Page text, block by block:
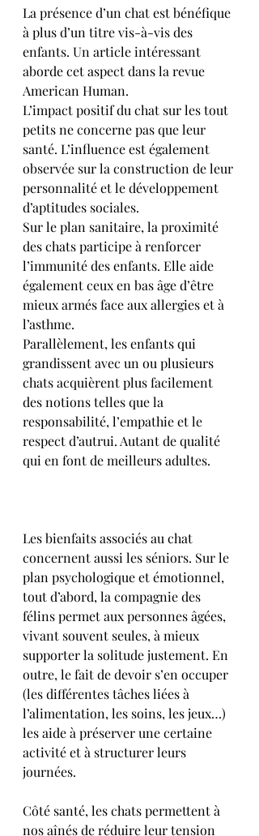
La présence d’un chat est bénéfique
à plus d’un titre vis-à-vis des
enfants. Un article intéressant
aborde cet aspect dans la revue
American Human.
L’impact positif du chat sur les tout
petits ne concerne pas que leur
santé. L’influence est également
observée sur la construction de leur
personnalité et le développement
d’aptitudes sociales.
Sur le plan sanitaire, la proximité
des chats participe à renforcer
l’immunité des enfants. Elle aide
également ceux en bas âge d’être
mieux armés face aux allergies et à
l’asthme.
Parallèlement, les enfants qui
grandissent avec un ou plusieurs
chats acquièrent plus facilement
des notions telles que la
responsabilité, l’empathie et le
respect d’autrui. Autant de qualité
qui en font de meilleurs adultes.
Les bienfaits associés au chat
concernent aussi les séniors. Sur le
plan psychologique et émotionnel,
tout d’abord, la compagnie des
félins permet aux personnes âgées,
vivant souvent seules, à mieux
supporter la solitude justement. En
outre, le fait de devoir s’en occuper
(les différentes tâches liées à
l’alimentation, les soins, les jeux…)
les aide à préserver une certaine
activité et à structurer leurs
journées.
Côté santé, les chats permettent à
nos aînés de réduire leur tension